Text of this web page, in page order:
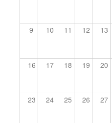
9 10 11 12 13
16 17 18 19 20
23 24 25 26 27